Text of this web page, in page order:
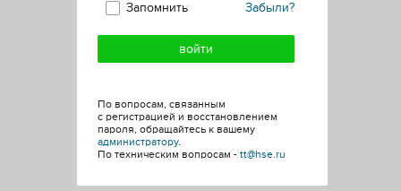
Забыли?
Запомнить
По вопросам, связанным
с регистрацией и восстановлением
пароля, обращайтесь к вашему
администратору.
По техническим вопросам - tt@hse.ru